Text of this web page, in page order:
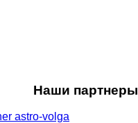
Наши партнеры